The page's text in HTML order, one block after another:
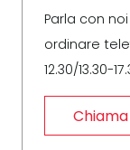
Parla con
ordinare
12.30/13.30-